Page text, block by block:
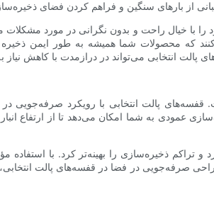
را با خیال راحت و بدون نگرانی در مورد
که محصولات شما همیشه به طور ایمن
قفسه‌های پالت انتخابی با رویکرد
به شما امکان می‌دهد تا از ارتفاع
ذخیره‌سازی را بهینه‌تر کرد. با استفاده
صرفه‌جویی در فضا در قفسه‌های پالت